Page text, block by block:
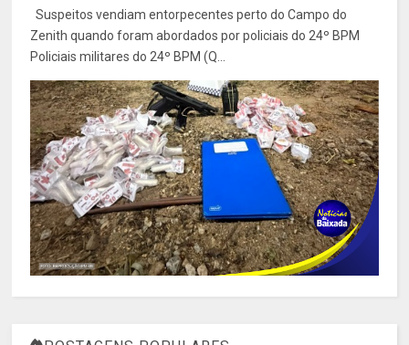
Suspeitos vendiam entorpecentes perto do Campo do
Zenith quando foram abordados por policiais do 24º BPM
Policiais militares do 24º BPM (Q...